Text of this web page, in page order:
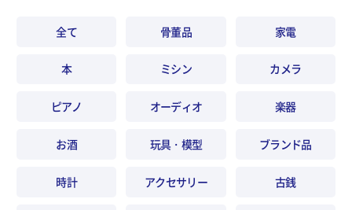
全て 骨董品 家電
本 ミシン カメラ
ピアノ オーディオ 楽器
お酒 玩具・模型 ブランド品
時計 アクセサリー 古銭